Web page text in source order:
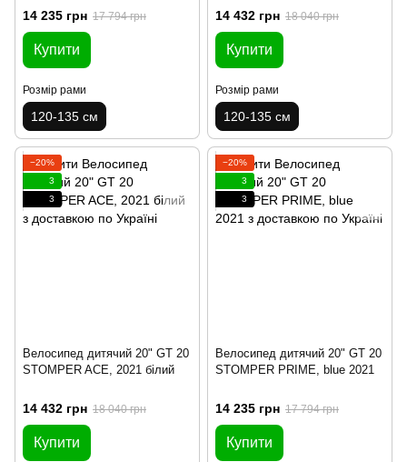
14 235 грн 17 794 грн
Купити
Розмір рами
120-135 см
14 432 грн 18 040 грн
Купити
Розмір рами
120-135 см
−20%
3
3
Велосипед дитячий 20" GT 20
STOMPER ACE, 2021 білий
14 432 грн 18 040 грн
Купити
−20%
3
3
Велосипед дитячий 20" GT 20
STOMPER PRIME, blue 2021
14 235 грн 17 794 грн
Купити